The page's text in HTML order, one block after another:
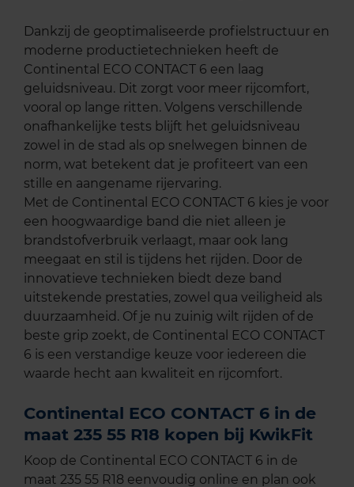
Dankzij de geoptimaliseerde profielstructuur en
moderne productietechnieken heeft de
Continental ECO CONTACT 6 een laag
geluidsniveau. Dit zorgt voor meer rijcomfort,
vooral op lange ritten. Volgens verschillende
onafhankelijke tests blijft het geluidsniveau
zowel in de stad als op snelwegen binnen de
norm, wat betekent dat je profiteert van een
stille en aangename rijervaring.
Met de Continental ECO CONTACT 6 kies je voor
een hoogwaardige band die niet alleen je
brandstofverbruik verlaagt, maar ook lang
meegaat en stil is tijdens het rijden. Door de
innovatieve technieken biedt deze band
uitstekende prestaties, zowel qua veiligheid als
duurzaamheid. Of je nu zuinig wilt rijden of de
beste grip zoekt, de Continental ECO CONTACT
6 is een verstandige keuze voor iedereen die
waarde hecht aan kwaliteit en rijcomfort.
Continental ECO CONTACT 6 in de
maat 235 55 R18 kopen bij KwikFit
Koop de Continental ECO CONTACT 6 in de
maat 235 55 R18 eenvoudig online en plan ook